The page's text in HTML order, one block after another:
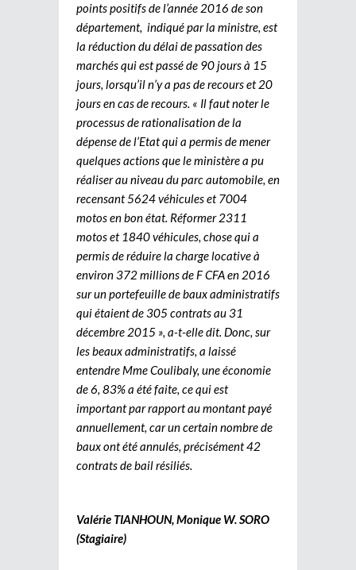
points positifs de l’année 2016 de son
département, indiqué par la ministre, est
la réduction du délai de passation des
marchés qui est passé de 90 jours à 15
jours, lorsqu’il n’y a pas de recours et 20
jours en cas de recours. « Il faut noter le
processus de rationalisation de la
dépense de l’Etat qui a permis de mener
quelques actions que le ministère a pu
réaliser au niveau du parc automobile, en
recensant 5624 véhicules et 7004
motos en bon état. Réformer 2311
motos et 1840 véhicules, chose qui a
permis de réduire la charge locative à
environ 372 millions de F CFA en 2016
sur un portefeuille de baux administratifs
qui étaient de 305 contrats au 31
décembre 2015 », a-t-elle dit. Donc, sur
les beaux administratifs, a laissé
entendre Mme Coulibaly, une économie
de 6, 83% a été faite, ce qui est
important par rapport au montant payé
annuellement, car un certain nombre de
baux ont été annulés, précisément 42
contrats de bail résiliés.
Valérie TIANHOUN, Monique W. SORO
(Stagiaire)